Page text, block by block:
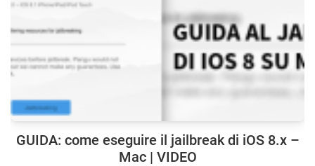
GUIDA: come eseguire il jailbreak di iOS 8.x –
Mac | VIDEO